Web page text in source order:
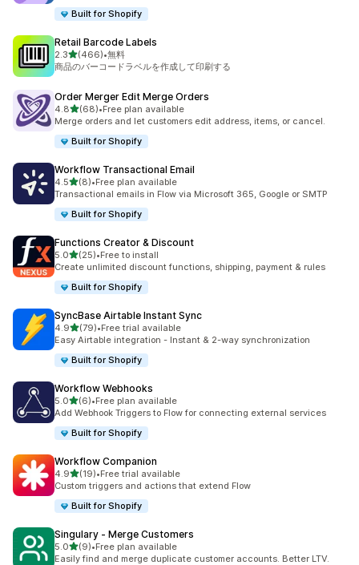
Built for Shopify
Retail Barcode Labels
2.35つ星中
(466)
合計レビュー数：466件
•無料
商品のバーコードラベルを作成して印刷する
Order Merger Edit Merge Orders
4.85つ星中
(68)
合計レビュー数：68件
•Free plan available
Merge orders and let customers edit address, items, or cancel.
Built for Shopify
Workflow Transactional Email
4.55つ星中
(8)
合計レビュー数：8件
•Free plan available
Transactional emails in Flow via Microsoft 365, Google or SMTP
Built for Shopify
Functions Creator & Discount
5.05つ星中
(25)
合計レビュー数：25件
•Free to install
Create unlimited discount functions, shipping, payment & rules
Built for Shopify
SyncBase Airtable Instant Sync
4.95つ星中
(79)
合計レビュー数：79件
•Free trial available
Easy Airtable integration - Instant & 2-way synchronization
Built for Shopify
Workflow Webhooks
5.05つ星中
(6)
合計レビュー数：6件
•Free plan available
Add Webhook Triggers to Flow for connecting external services
Built for Shopify
Workflow Companion
4.95つ星中
(19)
合計レビュー数：19件
•Free trial available
Custom triggers and actions that extend Flow
Built for Shopify
Singulary ‑ Merge Customers
5.05つ星中
(9)
合計レビュー数：9件
•Free plan available
Easily find and merge duplicate customer accounts. Better LTV.